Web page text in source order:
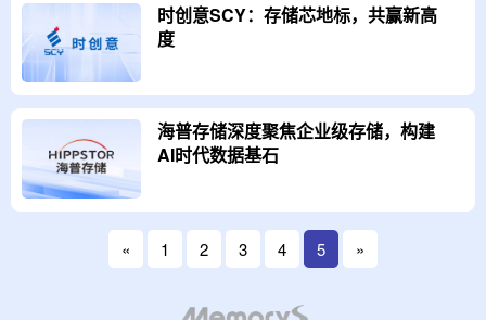
时创意SCY：存储芯地标，共赢新高
度
海普存储深度聚焦企业级存储，构建
AI时代数据基石
« 1 2 3 4 5 »